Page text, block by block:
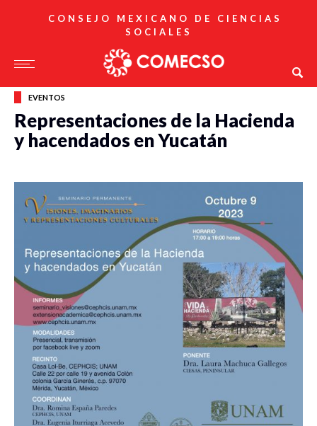
CONSEJO MEXICANO DE CIENCIAS
SOCIALES
EVENTOS
Representaciones de la Hacienda
y hacendados en Yucatán